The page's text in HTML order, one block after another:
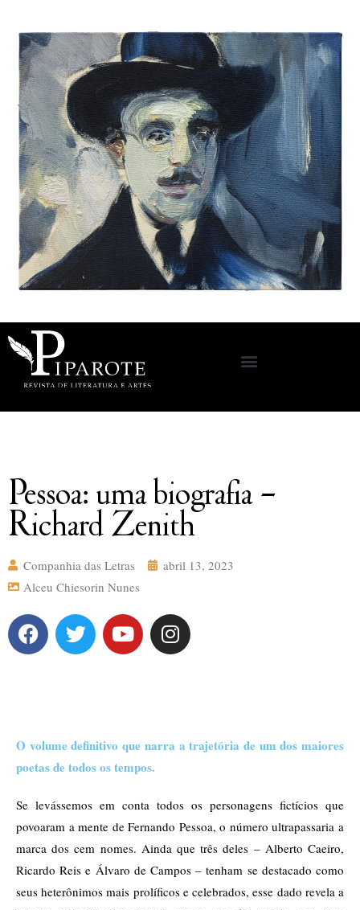
Pessoa: uma biografia –
Richard Zenith
Companhia das Letras
abril 13, 2023
Alceu Chiesorin Nunes
O volume definitivo que narra a trajetória de um dos maiores
poetas de todos os tempos.
Se levássemos em conta todos os personagens fictícios que
povoaram a mente de Fernando Pessoa, o número ultrapassaria a
marca dos cem nomes. Ainda que três deles – Alberto Caeiro,
Ricardo Reis e Álvaro de Campos – tenham se destacado como
seus heterônimos mais prolíficos e celebrados, esse dado revela a